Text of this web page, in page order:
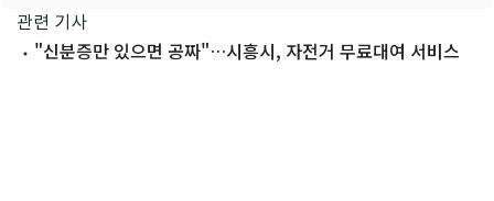
관련 기사
"신분증만 있으면 공짜"…시흥시, 자전거 무료대여 서비스